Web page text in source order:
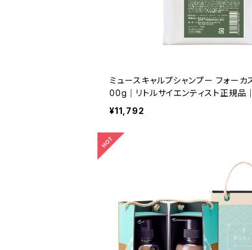
ミュースキャルプシャンプー フォーカ
00g｜リトルサイエンティスト正規品
キャルプシャンプー フォーカスケア
皮のベタつき・フケ・ニオイ対策
¥11,792